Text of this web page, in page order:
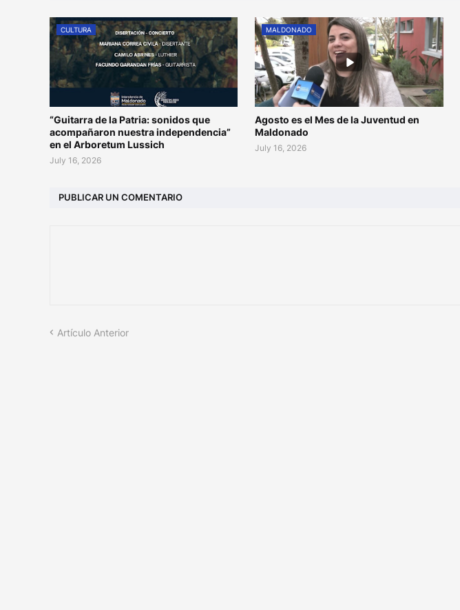
CULTURA
“Guitarra de la Patria: sonidos que
acompañaron nuestra independencia”
en el Arboretum Lussich
July 16, 2026
MALDONADO
Agosto es el Mes de la Juventud en
Maldonado
July 16, 2026
PUBLICAR UN COMENTARIO
Artículo Anterior